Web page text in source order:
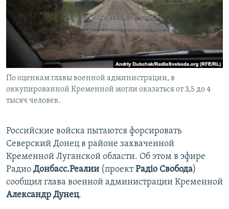
ПОБЕДИТЕЛЕЙ НЕ СУДЯТ?
КРЫМ.НЕПОКОРЕННЫЙ
ELIFBE
УКРАИНСКАЯ ПРОБЛЕМА КРЫМА
ПРИСОЕДИНЯЙТЕСЬ!
Все сайты RFE/RL
По оценкам главы военной администрации, в
оккупированной Кременной могли оказаться от 3,5 до 4
тысяч человек.
Российские войска пытаются форсировать
Северский Донец в районе захваченной
Кременной Луганской области. Об этом в эфире
Радио Донбасс.Реалии (проектРадіо Свобода)
сообщил глава военной администрации Кременной
Александр Дунец.